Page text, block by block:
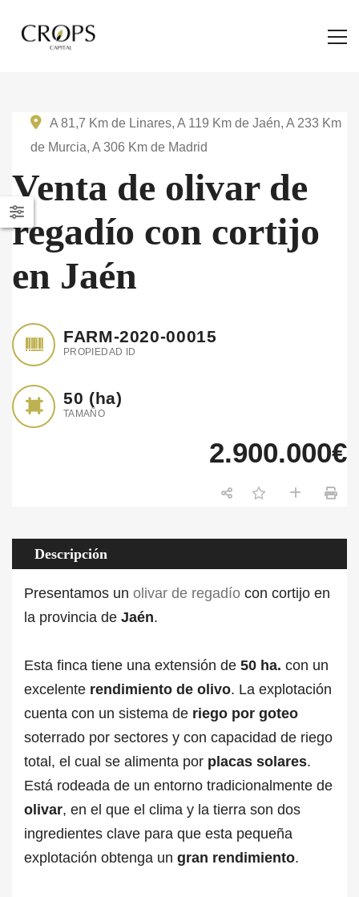
A 81,7 Km de Linares, A 119 Km de Jaén, A 233 Km
de Murcia, A 306 Km de Madrid
Venta de olivar de
regadío con cortijo
en Jaén
FARM-2020-00015
PROPIEDAD ID
50 (ha)
TAMAÑO
2.900.000€
Descripción
Presentamos un olivar de regadío con cortijo en
la provincia de Jaén.
Esta finca tiene una extensión de 50 ha. con un
excelente rendimiento de olivo. La explotación
cuenta con un sistema de riego por goteo
soterrado por sectores y con capacidad de riego
total, el cual se alimenta por placas solares.
Está rodeada de un entorno tradicionalmente de
olivar, en el que el clima y la tierra son dos
ingredientes clave para que esta pequeña
explotación obtenga un gran rendimiento.